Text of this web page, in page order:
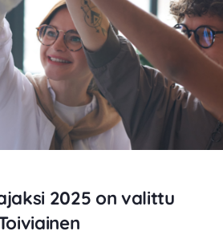
2025 on valittu